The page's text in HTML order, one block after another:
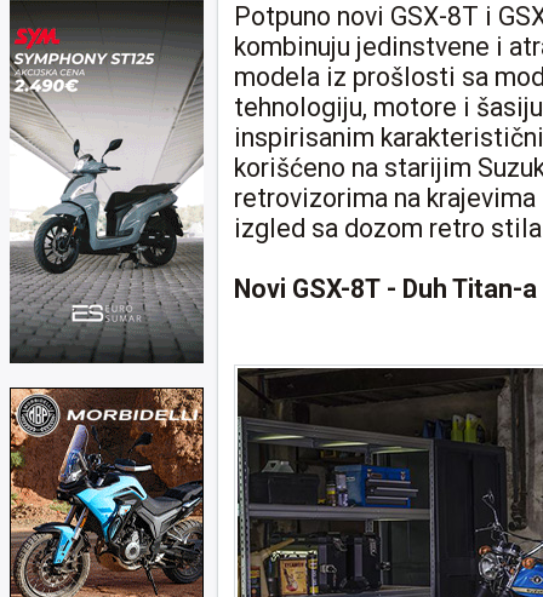
Potpuno novi GSX-8T i
kombinuju jedinstvene i
modela iz prošlosti sa
tehnologiju, motore i
inspirisanim
korišćeno na starijim
retrovizorima na
izgled sa dozom retro
Novi GSX-8T - Duh Titan-